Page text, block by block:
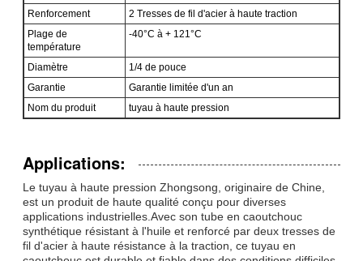
Renforcement
2 Tresses de fil d'acier à haute traction
Plage de
température
-40°C à + 121°C
Diamètre
1/4 de pouce
Garantie
Garantie limitée d'un an
Nom du produit
tuyau à haute pression
Applications:
Le tuyau à haute pression Zhongsong, originaire de Chine,
est un produit de haute qualité conçu pour diverses
applications industrielles.Avec son tube en caoutchouc
synthétique résistant à l'huile et renforcé par deux tresses de
fil d'acier à haute résistance à la traction, ce tuyau en